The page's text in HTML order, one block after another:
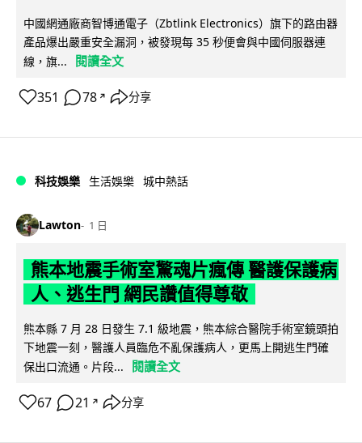
中國網通廠商智博通電子（Zbtlink Electronics）旗下的路由器
產品爆出嚴重安全漏洞，被發現每 35 秒便會與中國伺服器連
線，旗...
閱讀全文
351 78 ↗ 分享
科技娛樂 生活娛樂 城中熱話
Lawton 1 日
熊本地震手術室驚魂片瘋傳 醫護保護病
人、逃生門 網民讚值得尊敬
熊本縣 7 月 28 日發生 7.1 級地震，熊本綜合醫院手術室鏡頭拍
下地震一刻，醫護人員臨危不亂保護病人，更馬上開逃生門確
保出口流通。片段...
閱讀全文
67 21 ↗ 分享